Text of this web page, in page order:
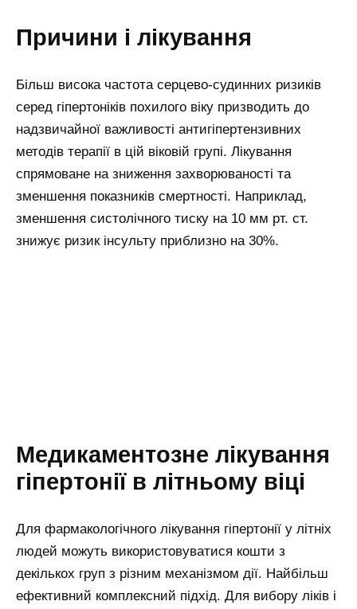
Причини і лікування
Більш висока частота серцево-судинних ризиків
серед гіпертоніків похилого віку призводить до
надзвичайної важливості антигіпертензивних
методів терапії в цій віковій групі. Лікування
спрямоване на зниження захворюваності та
зменшення показників смертності. Наприклад,
зменшення систолічного тиску на 10 мм рт. ст.
знижує ризик інсульту приблизно на 30%.
Медикаментозне лікування
гіпертонії в літньому віці
Для фармакологічного лікування гіпертонії у літніх
людей можуть використовуватися кошти з
декількох груп з різним механізмом дії. Найбільш
ефективний комплексний підхід. Для вибору ліків і